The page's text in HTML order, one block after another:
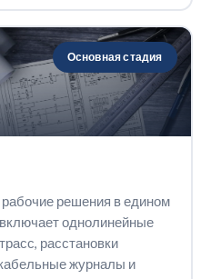
Основная стадия
решения в едином
однолинейные
расстановки
журналы и